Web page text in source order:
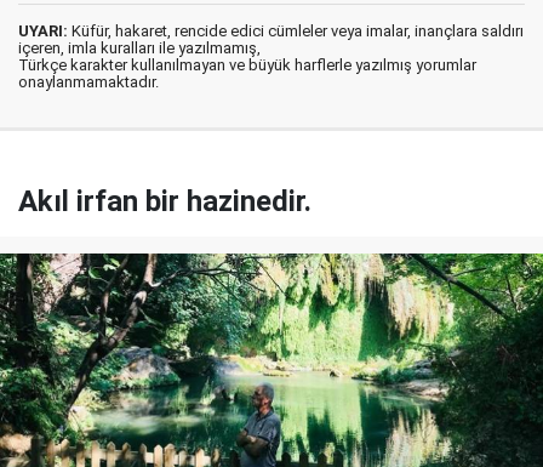
UYARI: Küfür, hakaret, rencide edici cümleler veya imalar, inançlara saldırı
içeren, imla kuralları ile yazılmamış,
Türkçe karakter kullanılmayan ve büyük harflerle yazılmış yorumlar
onaylanmamaktadır.
Akıl irfan bir hazinedir.